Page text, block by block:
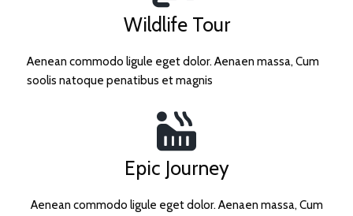
Wildlife Tour
Aenean commodo ligule eget dolor. Aenaen massa, Cum
soolis natoque penatibus et magnis
Epic Journey
Aenean commodo ligule eget dolor. Aenaen massa, Cum